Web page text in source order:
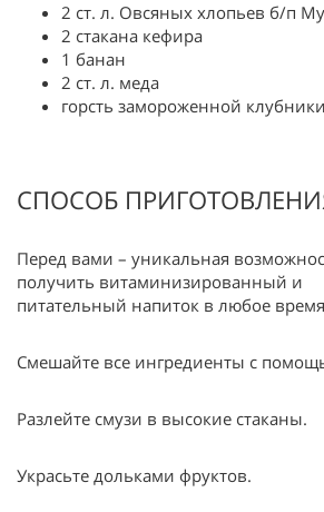
2 ст. л. Овсяных хлопьев б/п
2 стакана кефира
1 банан
2 ст. л. меда
горсть замороженной клубники
СПОСОБ
Перед вами – уникальная
получить витаминизированный и
питательный напиток в любое
Смешайте все ингредиенты с
Разлейте смузи в высокие стаканы.
Украсьте дольками фруктов.